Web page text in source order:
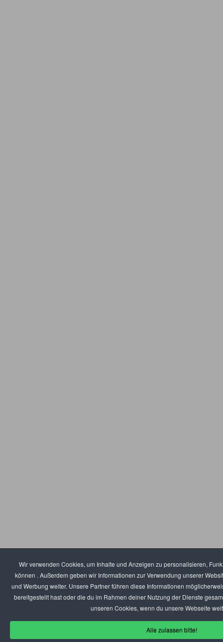
Wir verwenden Cookies, um Inhalte und Anzeigen zu personalisieren,
können . Außerdem geben wir Informationen zur Verwendung unserer
und Werbung weiter. Unsere Partner führen diese Informationen
bereitgestellt hast oder die du im Rahmen deiner Nutzung der Dienste
unseren Cookies, wenn du unsere Webseite
Alle zulassen bitte!